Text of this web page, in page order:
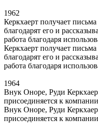
1962
Керкхаерт получает
благодарят его и
работа благодаря
Керкхаерт получает
благодарят его и
работа благодаря
1964
Внук Оноре, Руди
присоединяется к
Внук Оноре, Руди
присоединяется к